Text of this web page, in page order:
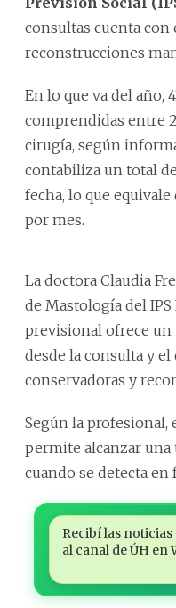
consultas cuenta con
reconstrucciones
En lo que va del año,
comprendidas entre
cirugía, según
contabiliza un total
fecha, lo que equivale
por mes.
La doctora Claudia
de Mastología del
previsional ofrece un
desde la consulta y
conservadoras y
Según la profesional,
permite alcanzar una
cuando se detecta en
Recibí las
al canal de ÚH en